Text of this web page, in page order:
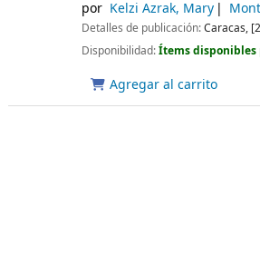
por Kelzi Azrak, Mary
Detalles de publicación:Caracas,
Disponibilidad:Ítems disponibles
Agregar al carrito